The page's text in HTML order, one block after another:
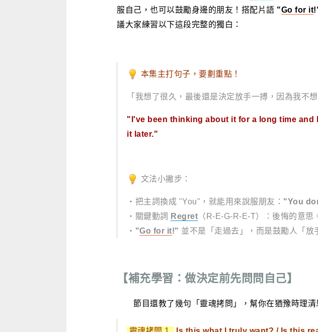
服自己，也可以鼓勵身邊的朋友！搭配片語 "Go for it
議大家練習以下這段完整的獨白：
本集主打句子，要劃重點！
「我想了很久，最後還是決定放手一搏，因為我不想
"I've been thinking about it for a long time and
it later."
文法小撇步：
・把主詞換成 "You"，就能用來說服朋友： "You
・關鍵動詞
Regret （R-E-G-R-E-T）：後悔的意思
・ "Go for it!" 並不是「走過去」，而是鼓勵人「放
【補充學習：做決定前先問問自己】
節目還教了幾句「靈魂拷問」，幫你在猶豫時理清